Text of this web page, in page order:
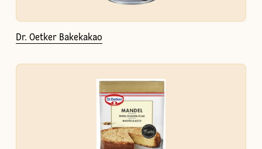
Dr. Oetker Bakekakao